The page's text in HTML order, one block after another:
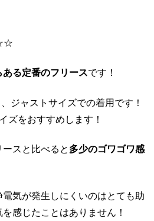
ある定番のフリースです！
ジャストサイズでの着用です！
ズをおすすめします！
スと比べると 多少のゴワゴワ感
電気が発生しにくいのはとても助
感じたことはありません！